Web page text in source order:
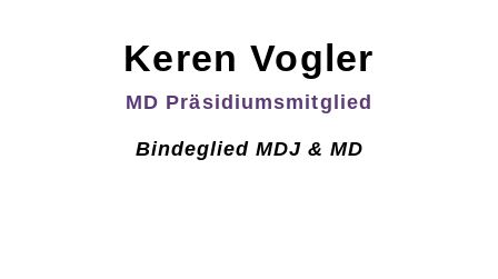
Keren Vogler
MD Präsidiumsmitglied
Bindeglied MDJ & MD